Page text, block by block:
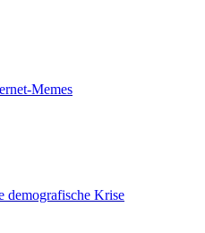
Memes
demografische Krise